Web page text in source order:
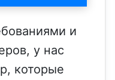
и
у нас
которые